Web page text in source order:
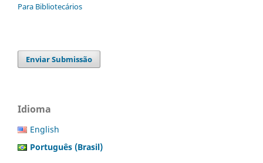
Para Bibliotecários
Enviar Submissão
Idioma
English
Português (Brasil)